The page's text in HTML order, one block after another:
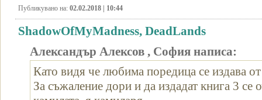
Публикувано на: 02.02.2018 | 10:44
ShadowOfMyMadness, DeadLands
Александър Алексов , София написа:
Като видя че любима поредица се издава
За съжаление дори и да издадат книга 3 се